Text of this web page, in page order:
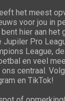
het meest
voor jou in
hier aan het
Jupiler Pro
League,
en veel
centraal.
en TikTok!